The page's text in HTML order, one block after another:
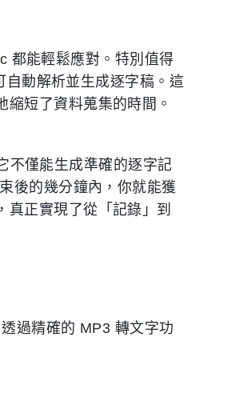
都能輕鬆應對。特別值得
動解析並生成逐字稿。這
短了資料蒐集的時間。
不僅能生成準確的逐字記
後的幾分鐘內，你就能獲
正實現了從「記錄」到
過精確的 MP3 轉文字功